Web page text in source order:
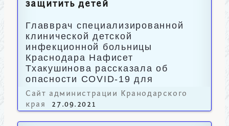
защитить детей
Главврач специализированной
клинической детской
инфекционной больницы
Краснодара Нафисет
Тхакушинова рассказала об
опасности COVID-19 для
несовершеннолетних.
Сайт администрации Кранодарского
края
27.09.2021